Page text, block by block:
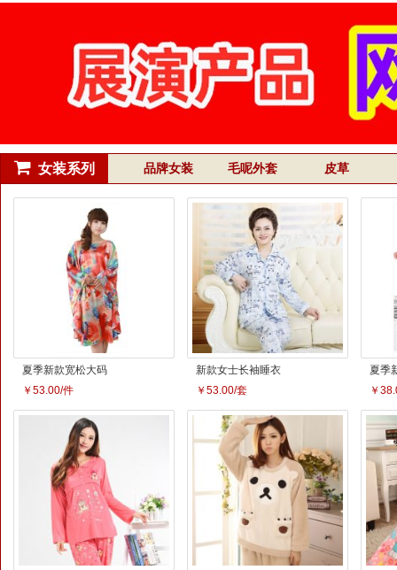
女装系列 品牌女装 毛呢外套 皮草
秋冬季新款男士羽
绒服 青春时尚潮流
￥288.00/件
秋季新款V领长袖T
恤 修身打底长袖T
￥54.00/件
棉衣
￥